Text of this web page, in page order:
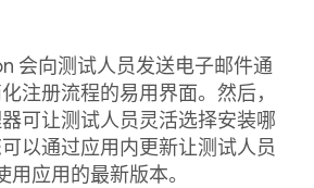
会向测试人员发送电子邮件通
注册流程的易用界面。然后，
可让测试人员灵活选择安装哪
以通过应用内更新让测试人员
用应用的最新版本。